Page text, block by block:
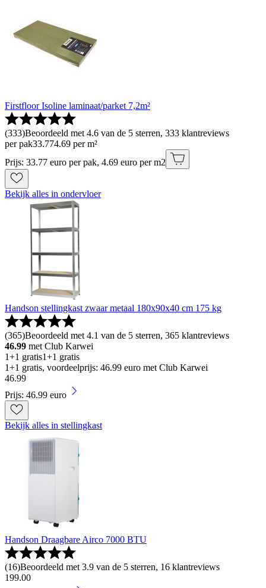
Firstfloor Isoline laminaat/parket 7,2m²
(333)Beoordeeld met 4.6 van de 5 sterren, 333 klantreviews
per pak33.774.69 per m²
Prijs: 33.77 euro per pak, 4.69 euro per m2
Bekijk alles in ondervloer
Handson stellingkast zwaar metaal 180x90x40 cm 175 kg
(365)Beoordeeld met 4.1 van de 5 sterren, 365 klantreviews
46.99 met Club Karwei
1+1 gratis1+1 gratis
1+1 gratis, voordeelprijs: 46.99 euro met Club Karwei
46.99
Prijs: 46.99 euro
Bekijk alles in stellingkast
Handson Draagbare Airco 7000 BTU
(16)Beoordeeld met 3.9 van de 5 sterren, 16 klantreviews
199.00